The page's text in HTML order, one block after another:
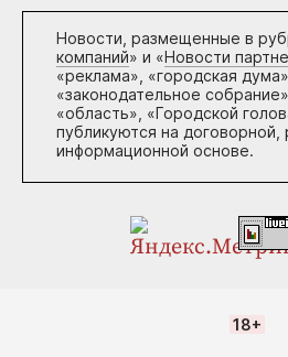
Новости, размещенные в
компаний» и «Новости
«реклама», «городская дума»,
«законодательное
«область», «Городской
публикуются на договорной,
информационной основе.
18+